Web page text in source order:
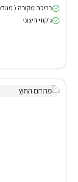
בריכה מקורה (
ג'קוזי חיצוני